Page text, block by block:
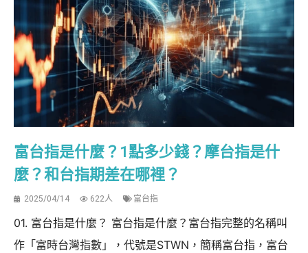
富台指是什麼？1點多少錢？摩台指是什
麼？和台指期差在哪裡？
2025/04/14 622人 富台指
01. 富台指是什麼？ 富台指是什麼？富台指完整的名稱叫
作「富時台灣指數」，代號是STWN，簡稱富台指，富台